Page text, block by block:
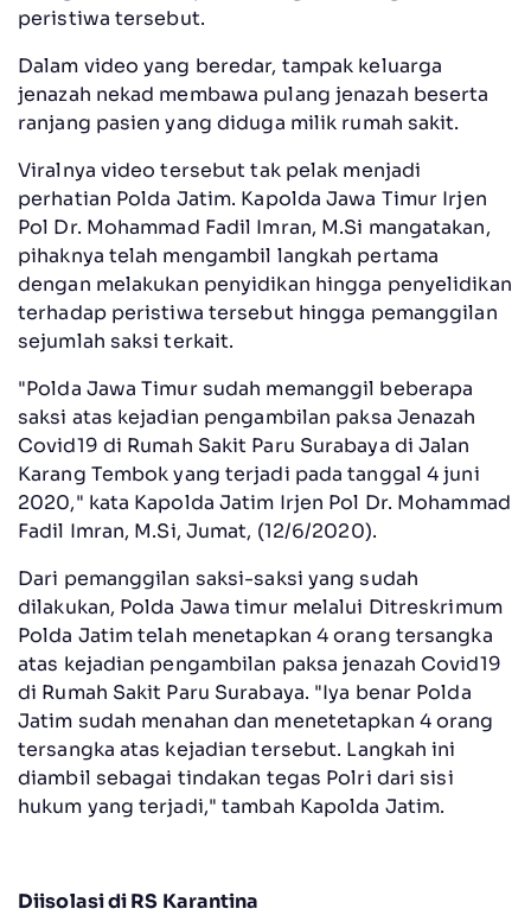
peristiwa tersebut.
Dalam video yang beredar, tampak keluarga
jenazah nekad membawa pulang jenazah beserta
ranjang pasien yang diduga milik rumah sakit.
Viralnya video tersebut tak pelak menjadi
perhatian Polda Jatim. Kapolda Jawa Timur Irjen
Pol Dr. Mohammad Fadil Imran, M.Si mangatakan,
pihaknya telah mengambil langkah pertama
dengan melakukan penyidikan hingga penyelidikan
terhadap peristiwa tersebut hingga pemanggilan
sejumlah saksi terkait.
"Polda Jawa Timur sudah memanggil beberapa
saksi atas kejadian pengambilan paksa Jenazah
Covid19 di Rumah Sakit Paru Surabaya di Jalan
Karang Tembok yang terjadi pada tanggal 4 juni
2020," kata Kapolda Jatim Irjen Pol Dr. Mohammad
Fadil Imran, M.Si, Jumat, (12/6/2020).
Dari pemanggilan saksi-saksi yang sudah
dilakukan, Polda Jawa timur melalui Ditreskrimum
Polda Jatim telah menetapkan 4 orang tersangka
atas kejadian pengambilan paksa jenazah Covid19
di Rumah Sakit Paru Surabaya. "Iya benar Polda
Jatim sudah menahan dan menetetapkan 4 orang
tersangka atas kejadian tersebut. Langkah ini
diambil sebagai tindakan tegas Polri dari sisi
hukum yang terjadi," tambah Kapolda Jatim.
Diisolasi di RS Karantina